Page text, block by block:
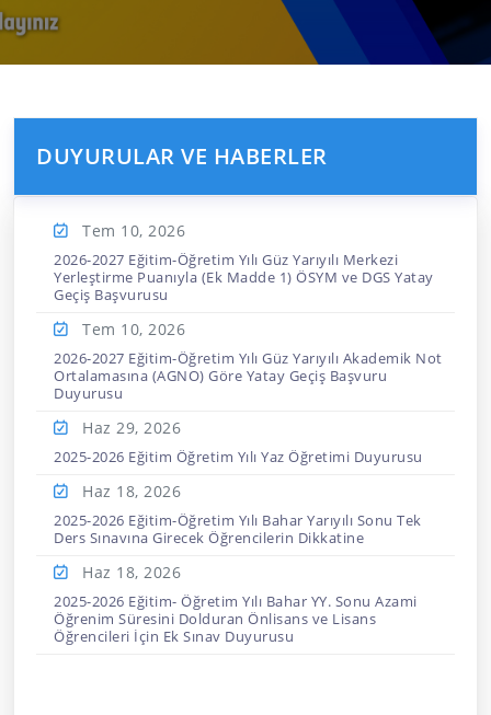
DUYURULAR VE HABERLER
Tem 10, 2026
2026-2027 Eğitim-Öğretim Yılı Güz Yarıyılı Merkezi
Yerleştirme Puanıyla (Ek Madde 1) ÖSYM ve DGS Yatay
Geçiş Başvurusu
Tem 10, 2026
2026-2027 Eğitim-Öğretim Yılı Güz Yarıyılı Akademik Not
Ortalamasına (AGNO) Göre Yatay Geçiş Başvuru
Duyurusu
Haz 29, 2026
2025-2026 Eğitim Öğretim Yılı Yaz Öğretimi Duyurusu
Haz 18, 2026
2025-2026 Eğitim-Öğretim Yılı Bahar Yarıyılı Sonu Tek
Ders Sınavına Girecek Öğrencilerin Dikkatine
Haz 18, 2026
2025-2026 Eğitim- Öğretim Yılı Bahar YY. Sonu Azami
Öğrenim Süresini Dolduran Önlisans ve Lisans
Öğrencileri İçin Ek Sınav Duyurusu